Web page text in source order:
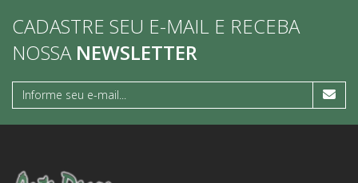
CADASTRE SEU E-MAIL E RECEBA
NOSSA NEWSLETTER